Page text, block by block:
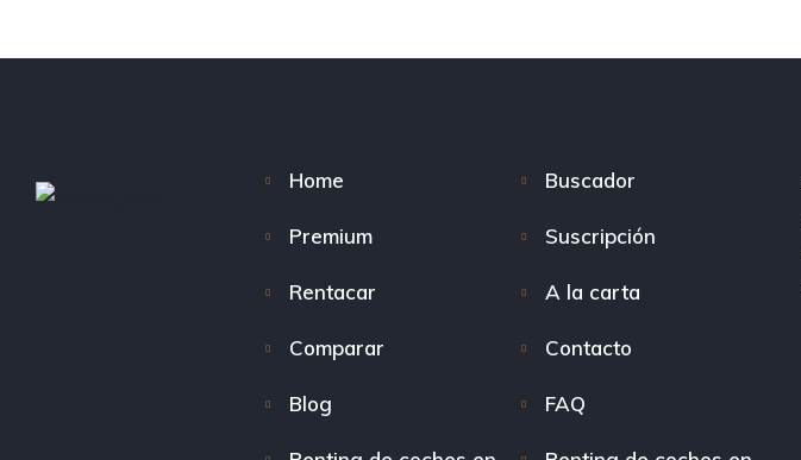
Home Buscador
Premium Suscripción
Rentacar A la carta
Comparar Contacto
Blog FAQ